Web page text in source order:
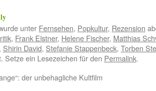
unter Fernsehen, Popkultur, Rezension
, Frank Elstner, Helene Fischer, Matthias
Shirin David, Stefanie Stappenbeck, Torben
Setze ein Lesezeichen für den Permalink.
der unbehagliche Kultfilm